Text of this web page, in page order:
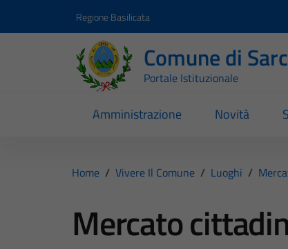
Regione Basilicata
Comune di
Portale Istituzionale
Amministrazione Novità
Home / Vivere Il Comune / Luoghi /
Mercato